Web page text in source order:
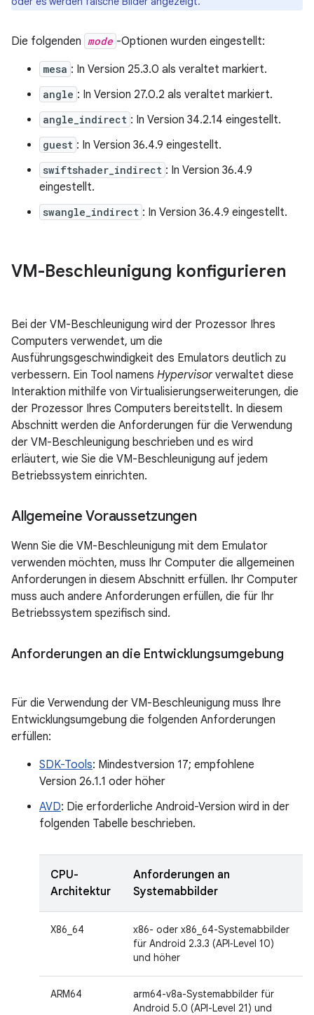
Die folgenden mode -Optionen wurden eingestellt:
mesa : In Version 25.3.0 als veraltet markiert.
angle : In Version 27.0.2 als veraltet markiert.
angle_indirect : In Version 34.2.14 eingestellt.
guest : In Version 36.4.9 eingestellt.
swiftshader_indirect : In Version 36.4.9
eingestellt.
swangle_indirect : In Version 36.4.9 eingestellt.
VM-Beschleunigung konfigurieren
Bei der VM-Beschleunigung wird der Prozessor Ihres
Computers verwendet, um die
Ausführungsgeschwindigkeit des Emulators deutlich zu
verbessern. Ein Tool namens Hypervisorverwaltet diese
Interaktion mithilfe von Virtualisierungserweiterungen, die
der Prozessor Ihres Computers bereitstellt. In diesem
Abschnitt werden die Anforderungen für die Verwendung
der VM-Beschleunigung beschrieben und es wird
erläutert, wie Sie die VM-Beschleunigung auf jedem
Betriebssystem einrichten.
Allgemeine Voraussetzungen
Wenn Sie die VM-Beschleunigung mit dem Emulator
verwenden möchten, muss Ihr Computer die allgemeinen
Anforderungen in diesem Abschnitt erfüllen. Ihr Computer
muss auch andere Anforderungen erfüllen, die für Ihr
Betriebssystem spezifisch sind.
Anforderungen an die Entwicklungsumgebung
Für die Verwendung der VM-Beschleunigung muss Ihre
Entwicklungsumgebung die folgenden Anforderungen
erfüllen:
SDK-Tools: Mindestversion 17; empfohlene
Version 26.1.1 oder höher
AVD: Die erforderliche Android-Version wird in der
folgenden Tabelle beschrieben.
CPU-
Architektur
Anforderungen an
Systemabbilder
X86_64
x86- oder x86_64-Systemabbilder
für Android 2.3.3 (API‑Level 10)
und höher
ARM64
arm64-v8a-Systemabbilder für
Android 5.0 (API-Level 21) und